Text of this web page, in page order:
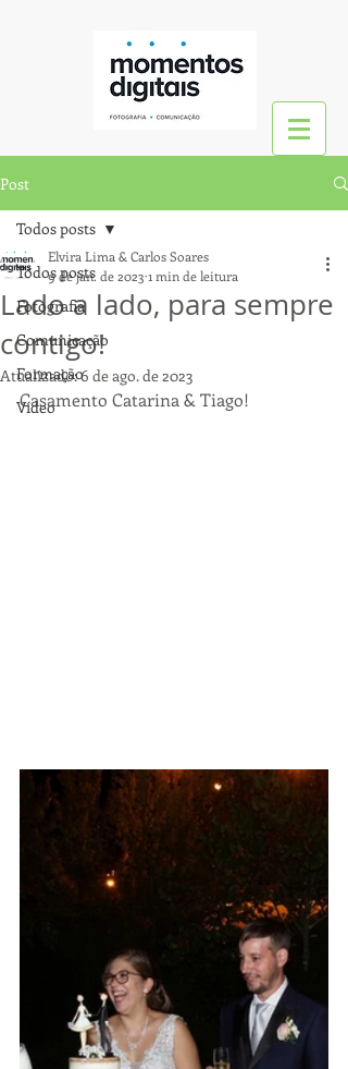
Post
Todos posts
Fotografia
Comunicação
Formação
Vídeo
Todos posts
Lado a lado, para sempre
contigo!
Elvira Lima & Carlos Soares
9 de jan. de 2023 1 min de leitura
Atualizado:6 de ago. de 2023
Casamento Catarina & Tiago!